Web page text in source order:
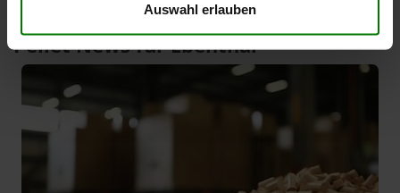
Auswahl erlauben
Pellet News für Ebenthal